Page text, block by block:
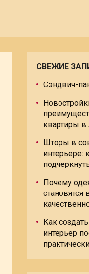
СВЕЖИЕ
Сэндвич-
квартиры в
Шторы в
интерьере:
Почему
Как
интерьер